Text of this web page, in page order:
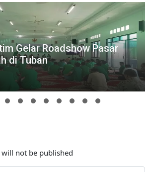
Gelar Roadshow Pasar
di Tuban
not be published